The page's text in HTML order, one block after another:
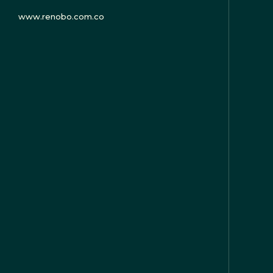
www.renobo.com.co